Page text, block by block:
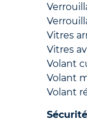
Vitres
Vitres
Volant
Volant
Volant
Sécurité